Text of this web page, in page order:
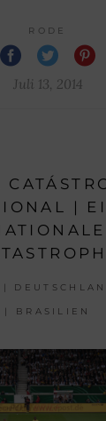
RODE
Juli 13, 2014
|
| BRASILIEN